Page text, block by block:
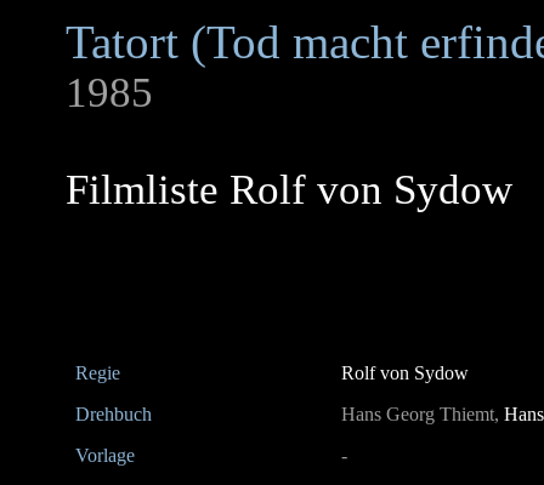
Tatort (Tod macht
1985
Filmliste Rolf von Sydow
Regie
Rolf von Sydow
Drehbuch
Hans Georg Thiemt,
Vorlage
-